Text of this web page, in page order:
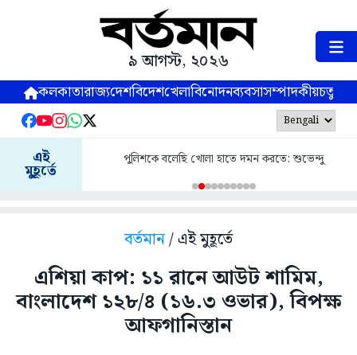
৯ আগস্ট, ২০২৬
কলকাতারাজ্যদেশবিদেশখেলাবিনোদনব্যবসাসম্পাদকীয়
এই
মুহূর্তে
পুলিশকে বলেছি খোলা হাতে দমন করতে: শুভেন্দু
বর্তমান/ এই মুহূর্তে
এশিয়া কাপ: ১১ রানে আউট শামিম,
বাংলাদেশ ১২৮/৪ (১৬.৩ ওভার), বিপক্ষ
আফগানিস্তান